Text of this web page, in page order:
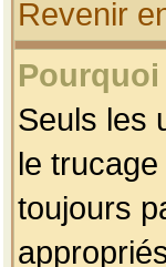
Revenir
Seuls les
le
toujours